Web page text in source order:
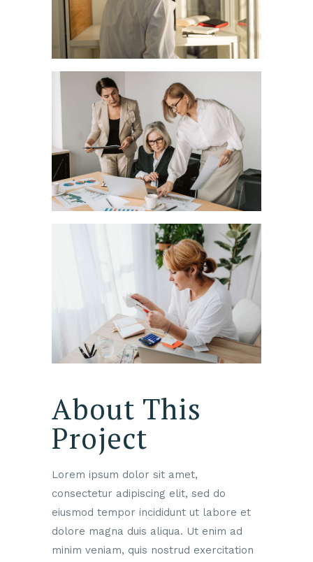
About This
Project
Lorem ipsum dolor sit amet,
consectetur adipiscing elit, sed do
eiusmod tempor incididunt ut labore et
dolore magna duis aliqua. Ut enim ad
minim veniam, quis nostrud exercitation